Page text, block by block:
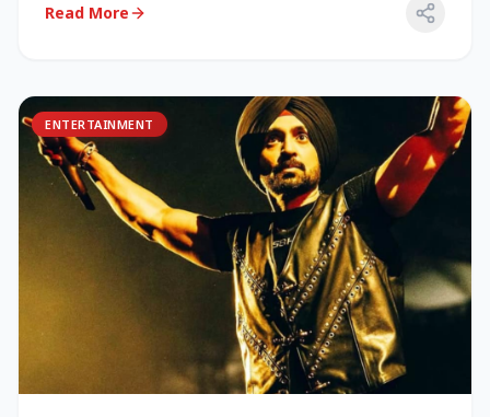
Read More
ENTERTAINMENT